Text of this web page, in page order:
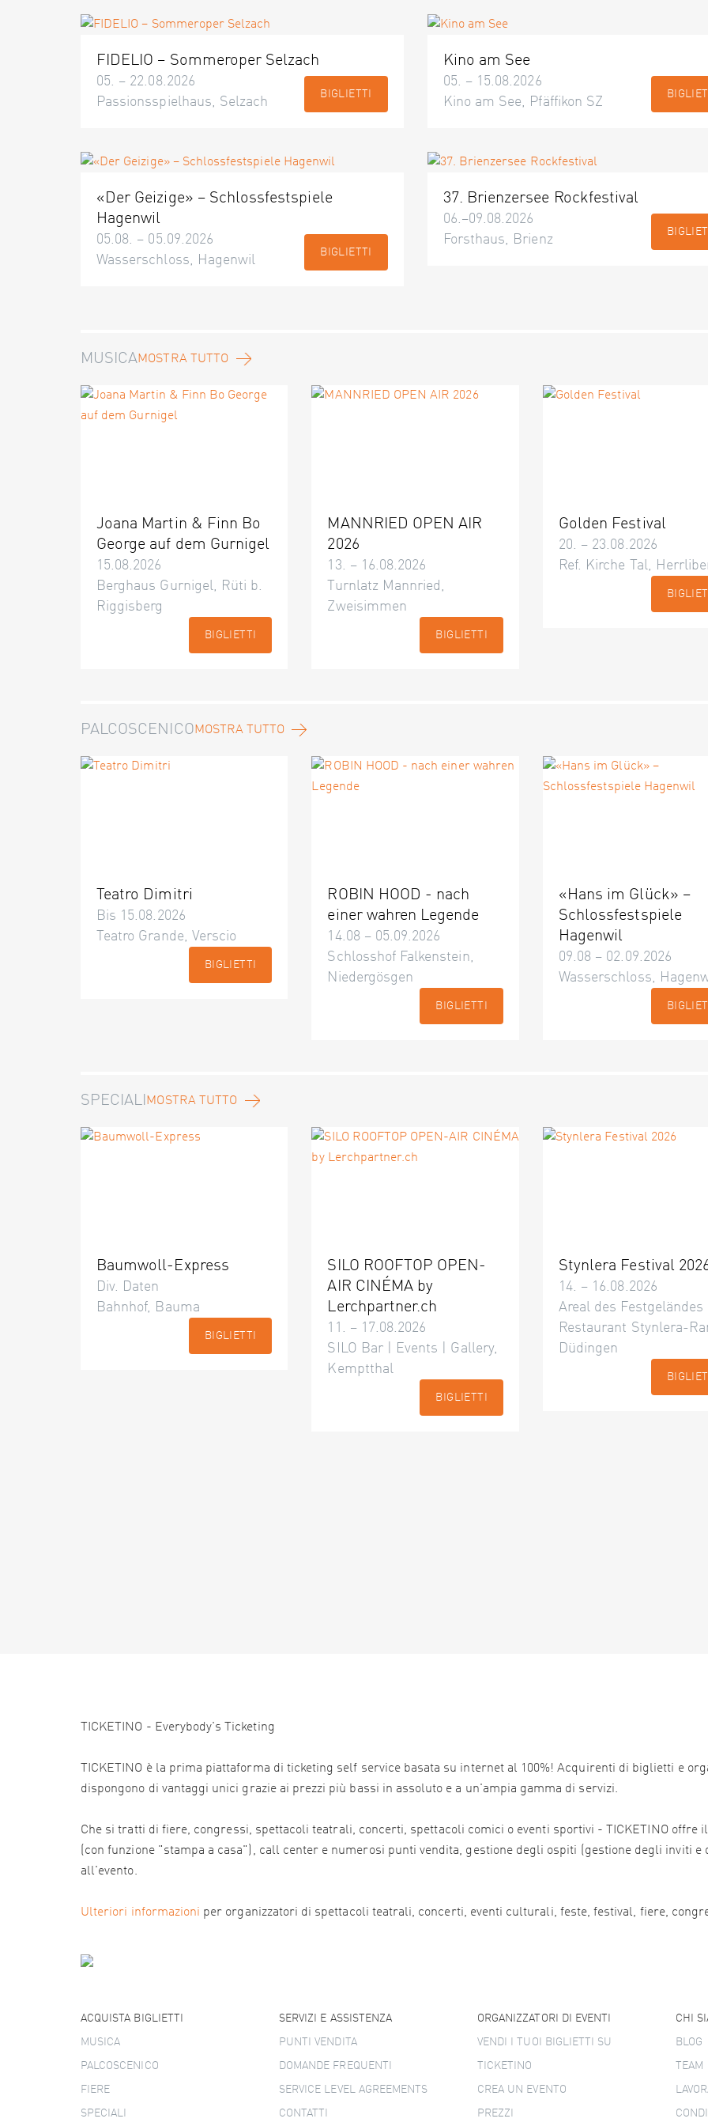
FIDELIO – Sommeroper Selzach
05. – 22.08.2026
Passionsspielhaus, Selzach
BIGLIETTI
Kino am See
05. – 15.08.2026
Kino am See, Pfäffikon SZ
«Der Geizige» – Schlossfestspiele
Hagenwil
05.08. – 05.09.2026
Wasserschloss, Hagenwil
BIGLIETTI
37. Brienzersee Rockfestival
06.–09.08.2026
Forsthaus, Brienz
MUSICAMOSTRA TUTTO
Joana Martin & Finn Bo
George auf dem Gurnigel
15.08.2026
Berghaus Gurnigel, Rüti b.
Riggisberg
BIGLIETTI
MANNRIED OPEN AIR
2026
13. – 16.08.2026
Turnlatz Mannried,
Zweisimmen
BIGLIETTI
Golden Festival
20. – 23.08.2026
Ref. Kirche Tal,
PALCOSCENICOMOSTRA TUTTO
Teatro Dimitri
Bis 15.08.2026
Teatro Grande, Verscio
BIGLIETTI
ROBIN HOOD - nach
einer wahren Legende
14.08 – 05.09.2026
Schlosshof Falkenstein,
Niedergösgen
BIGLIETTI
«Hans im Glück» –
Schlossfestspiele
Hagenwil
09.08 – 02.09.2026
Wasserschloss,
SPECIALIMOSTRA TUTTO
Baumwoll-Express
Div. Daten
Bahnhof, Bauma
BIGLIETTI
SILO ROOFTOP OPEN-
AIR CINÉMA by
Lerchpartner.ch
11. – 17.08.2026
SILO Bar | Events | Gallery,
Kemptthal
BIGLIETTI
Stynlera Festival
14. – 16.08.2026
Areal des Festgeländes
Restaurant Stynlera-
Düdingen
TICKETINO - Everybody's Ticketing
TICKETINO è la prima piattaforma di ticketing self service basata su internet al 100%! Acquirenti di biglietti e
dispongono di vantaggi unici grazie ai prezzi più bassi in assoluto e a un'ampia gamma di servizi.
Che si tratti di fiere, congressi, spettacoli teatrali, concerti, spettacoli comici o eventi sportivi - TICKETINO
(con funzione "stampa a casa"), call center e numerosi punti vendita, gestione degli ospiti (gestione degli inviti
all'evento.
Ulteriori informazioni per organizzatori di spettacoli teatrali, concerti, eventi culturali, feste, festival, fiere,
ACQUISTA BIGLIETTI
MUSICA
PALCOSCENICO
FIERE
SPECIALI
SERVIZI E ASSISTENZA
PUNTI VENDITA
DOMANDE FREQUENTI
SERVICE LEVEL AGREEMENTS
CONTATTI
ORGANIZZATORI DI EVENTI
VENDI I TUOI BIGLIETTI SU
TICKETINO
CREA UN EVENTO
PREZZI
CHI
BLOG
TEAM